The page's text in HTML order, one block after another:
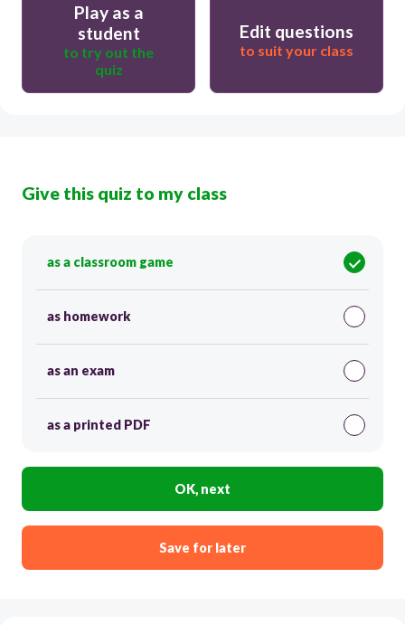
Play as a
student
to try out the
quiz
Edit questions
to suit your class
Give this quiz to my class
as a classroom game
as homework
as an exam
as a printed PDF
OK, next
Save for later